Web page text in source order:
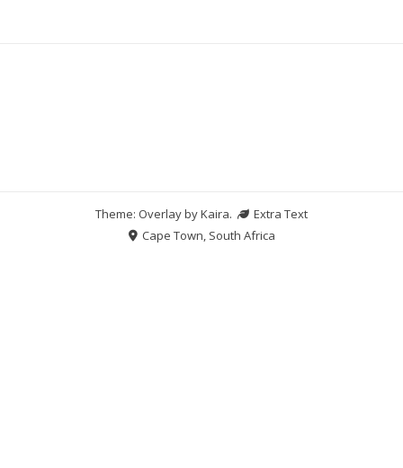
Theme: Overlay byKaira.
Extra Text
Cape Town, South Africa